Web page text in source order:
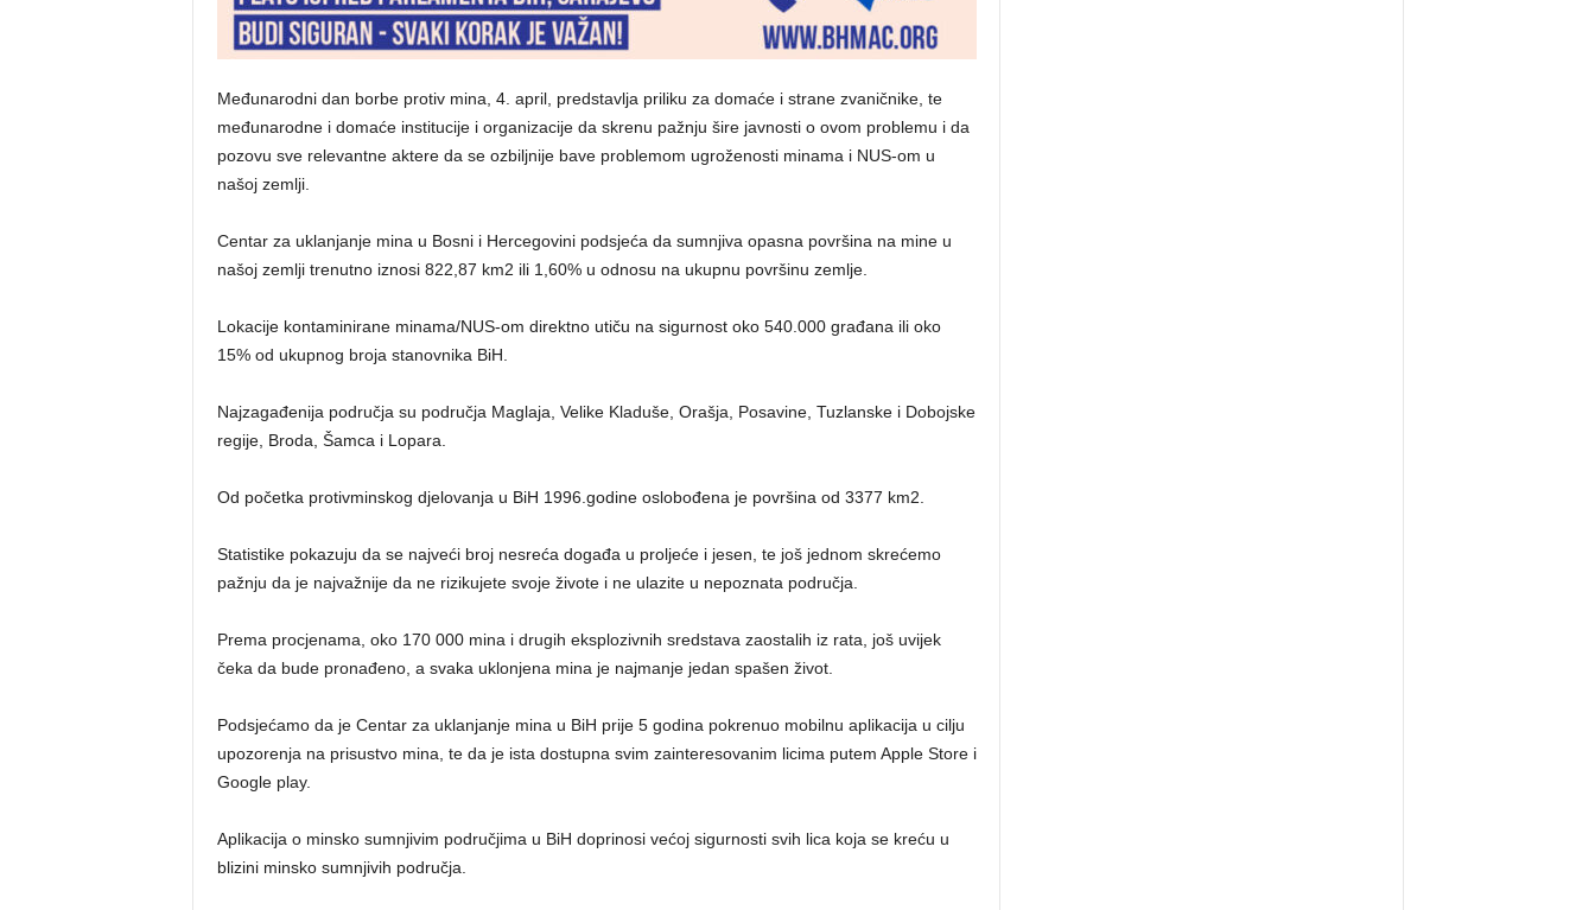
Međunarodni dan borbe protiv mina, 4. april, predstavlja priliku za domaće i strane zvaničnike, te
međunarodne i domaće institucije i organizacije da skrenu pažnju šire javnosti o ovom problemu i da
pozovu sve relevantne aktere da se ozbiljnije bave problemom ugroženosti minama i NUS-om u
našoj zemlji.
Centar za uklanjanje mina u Bosni i Hercegovini podsjeća da sumnjiva opasna površina na mine u
našoj zemlji trenutno iznosi 822,87 km2 ili 1,60% u odnosu na ukupnu površinu zemlje.
Lokacije kontaminirane minama/NUS-om direktno utiču na sigurnost oko 540.000 građana ili oko
15% od ukupnog broja stanovnika BiH.
Najzagađenija područja su područja Maglaja, Velike Kladuše, Orašja, Posavine, Tuzlanske i Dobojske
regije, Broda, Šamca i Lopara.
Od početka protivminskog djelovanja u BiH 1996.godine oslobođena je površina od 3377 km2.
Statistike pokazuju da se najveći broj nesreća događa u proljeće i jesen, te još jednom skrećemo
pažnju da je najvažnije da ne rizikujete svoje živote i ne ulazite u nepoznata područja.
Prema procjenama, oko 170 000 mina i drugih eksplozivnih sredstava zaostalih iz rata, još uvijek
čeka da bude pronađeno, a svaka uklonjena mina je najmanje jedan spašen život.
Podsjećamo da je Centar za uklanjanje mina u BiH prije 5 godina pokrenuo mobilnu aplikacija u cilju
upozorenja na prisustvo mina, te da je ista dostupna svim zainteresovanim licima putem Apple Store i
Google play.
Aplikacija o minsko sumnjivim područjima u BiH doprinosi većoj sigurnosti svih lica koja se kreću u
blizini minsko sumnjivih područja.